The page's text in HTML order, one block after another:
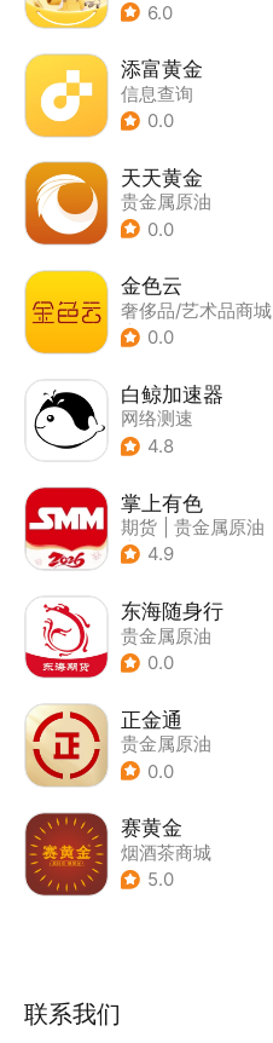
6.0
添富黄金
信息查询
0.0
天天黄金
贵金属原油
0.0
金色云
奢侈品/艺术品商城
| 贵金属原油
0.0
白鲸加速器
网络测速
4.8
掌上有色
期货
贵金属原油
| 财经新闻
4.9
东海随身行
贵金属原油
0.0
正金通
贵金属原油
0.0
赛黄金
烟酒茶商城
5.0
联系我们